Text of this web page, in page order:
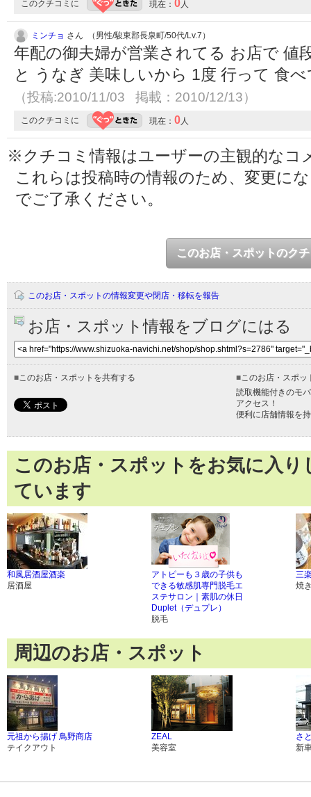
このクチコミに 現在： 0人
ミンチョ さん （男性/駿東郡長泉町/50代/Lv.7）
年配の御夫婦が営業されてる お店で 値
と うなぎ 美味しいから 1度 行って 食
（投稿:2010/11/03 掲載：2010/12/13）
このクチコミに 現在： 0人
※クチコミ情報はユーザーの主観的なコ
これらは投稿時の情報のため、変更に
でご了承ください。
このお店・スポットのク
このお店・スポットの情報変更や閉店・移転を報告
お店・スポット情報をブログにはる
■このお店・スポットを共有する ■このお店・スポッ
読取機能付きのモ
アクセス！
便利に店舗情報を
このお店・スポットをお気に入
ています
和風居酒屋酒楽
居酒屋
アトピーも３歳の子供も
できる敏感肌専門脱毛エ
ステサロン｜素肌の休日
Duplet（デュプレ）
脱毛
三
焼
周辺のお店・スポット
元祖から揚げ 鳥野商店
テイクアウト
ZEAL
美容室
さ
新